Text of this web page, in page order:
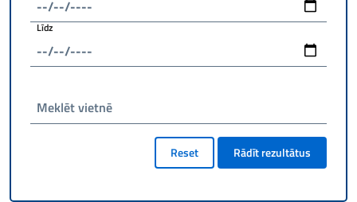
Līdz
Meklēt vietnē
Reset Rādīt rezultātus